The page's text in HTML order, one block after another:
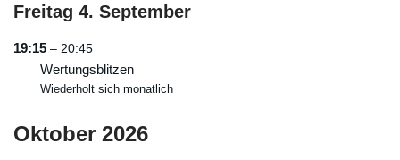
Freitag 4. September
19:15 – 20:45
Wertungsblitzen
Wiederholt sich monatlich
Oktober 2026